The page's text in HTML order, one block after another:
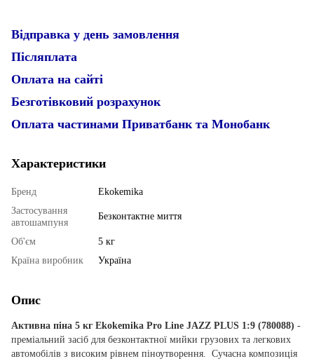
Відправка у день замовлення
Післяплата
Оплата на сайті
Безготівковий розрахунок
Оплата частинами Приватбанк та Монобанк
Характеристики
Бренд
Ekokemika
Застосування
автошампуня
Безконтактне миття
Об'єм
5 кг
Країна виробник
Україна
Опис
Активна піна 5 кг Ekokemika Pro Line JAZZ PLUS 1:9 (780088) -
преміальний засіб для безконтактної мийки грузових та легкових
автомобілів з високим рівнем піноутворення. Сучасна композиція